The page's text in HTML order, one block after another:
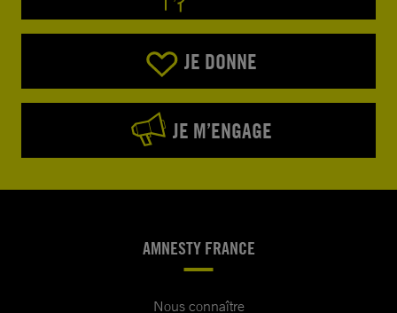
JE DONNE
JE M’ENGAGE
AMNESTY FRANCE
Nous connaître